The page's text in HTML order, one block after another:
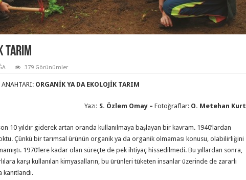
Tarım
379 Görünümler
ORGANİK YA DA EKOLOJİK TARIM
Yazı: S. Özlem Omay – Fotoğraflar:O. Metehan Kurt
10 yıldır giderek artan oranda kullanılmaya başlayan bir kavram. 1940’lardan
Çünkü bir tarımsal ürünün organik ya da organik olmaması konusu, olabilirliğini
1970’lere kadar olan süreçte de pek ihtiyaç hissedilmedi. Bu yıllardan sonra,
karşı kullanılan kimyasalların, bu ürünleri tüketen insanlar üzerinde de zararlı
kanıtlandı.